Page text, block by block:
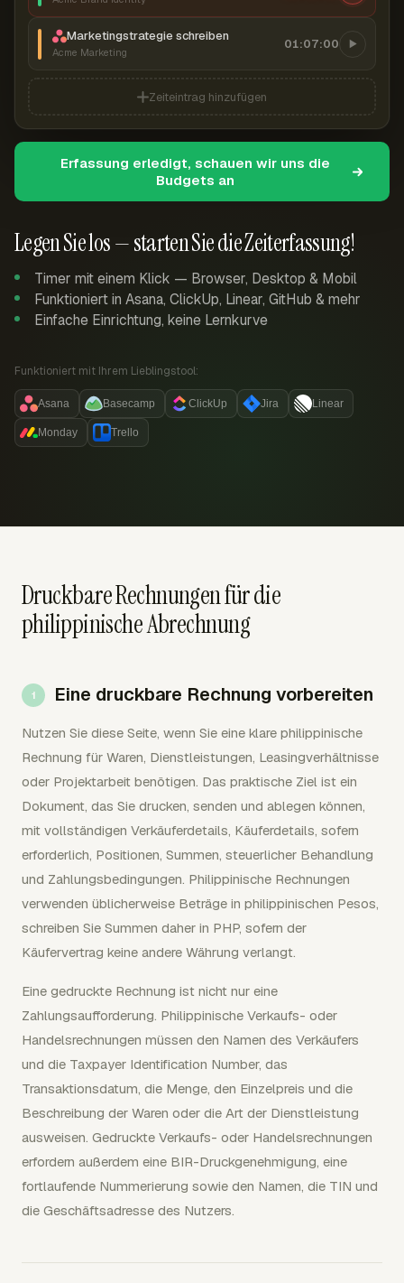
Legen Sie los — starten Sie die Zeiterfassung!
Timer mit einem Klick — Browser, Desktop & Mobil
Funktioniert in Asana, ClickUp, Linear, GitHub & mehr
Einfache Einrichtung, keine Lernkurve
Funktioniert mit Ihrem Lieblingstool:
Asana Basecamp ClickUp Jira Linear
Monday Trello
Marketingstrategie schreiben
Acme Marketing
01:07:00
Zeiteintrag hinzufügen
Erfassung erledigt, schauen wir uns die
Budgets an
Druckbare Rechnungen für die
philippinische Abrechnung
Eine druckbare Rechnung vorbereiten
Nutzen Sie diese Seite, wenn Sie eine klare philippinische
Rechnung für Waren, Dienstleistungen, Leasingverhältnisse
oder Projektarbeit benötigen. Das praktische Ziel ist ein
Dokument, das Sie drucken, senden und ablegen können,
mit vollständigen Verkäuferdetails, Käuferdetails, sofern
erforderlich, Positionen, Summen, steuerlicher Behandlung
und Zahlungsbedingungen. Philippinische Rechnungen
verwenden üblicherweise Beträge in philippinischen Pesos,
schreiben Sie Summen daher in PHP, sofern der
Käufervertrag keine andere Währung verlangt.
Eine gedruckte Rechnung ist nicht nur eine
Zahlungsaufforderung. Philippinische Verkaufs- oder
Handelsrechnungen müssen den Namen des Verkäufers
und die Taxpayer Identification Number, das
Transaktionsdatum, die Menge, den Einzelpreis und die
Beschreibung der Waren oder die Art der Dienstleistung
ausweisen. Gedruckte Verkaufs- oder Handelsrechnungen
erfordern außerdem eine BIR-Druckgenehmigung, eine
fortlaufende Nummerierung sowie den Namen, die TIN und
die Geschäftsadresse des Nutzers.